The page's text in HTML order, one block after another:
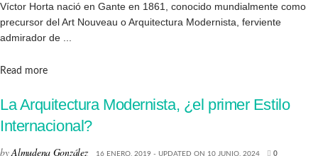
Víctor Horta nació en Gante en 1861, conocido mundialmente como
precursor del Art Nouveau o Arquitectura Modernista, ferviente
admirador de ...
Read moreDetails
La Arquitectura Modernista, ¿el primer Estilo
Internacional?
byAlmudena González 16 ENERO, 2019 - UPDATED ON 10 JUNIO, 2024 0